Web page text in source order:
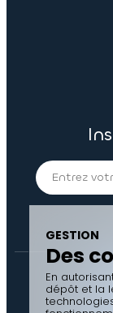
GESTION
Des
En
dépôt et la